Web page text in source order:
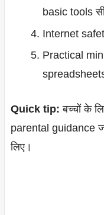
basic tools
Internet
Practical
Quick tip: बच्चों के
parental guidance
लिए।